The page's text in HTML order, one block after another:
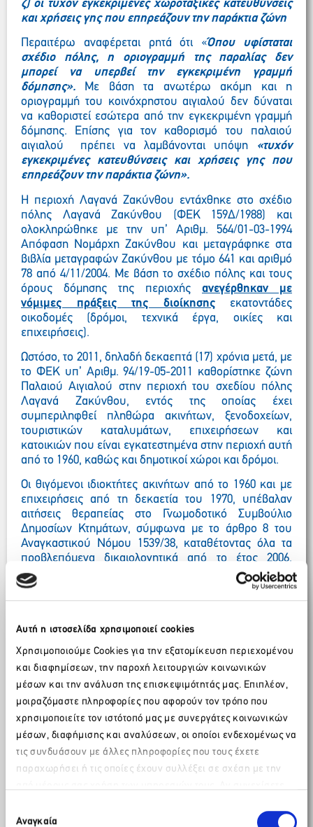
Αυτή η ιστοσελίδα χρησιμοποιεί cookies
Χρησιμοποιούμε Cookies για την εξατομίκευση περιεχομένου
και διαφημίσεων, την παροχή λειτουργιών κοινωνικών
μέσων και την ανάλυση της επισκεψιμότητάς μας. Επιπλέον,
μοιραζόμαστε πληροφορίες που αφορούν τον τρόπο που
χρησιμοποιείτε τον ιστότοπό μας με συνεργάτες κοινωνικών
μέσων, διαφήμισης και αναλύσεων, οι οποίοι ενδεχομένως να
τις συνδυάσουν με άλλες πληροφορίες που τους έχετε
παραχωρήσει ή τις οποίες έχουν συλλέξει σε σχέση με την
των Cookies μας.
συγκατάθεσης
Αναγκαία
ζ) οι τυχόν εγκεκριμένες χωροταξικές κατευθύνσεις
και χρήσεις γης που επηρεάζουν την παράκτια ζώνη
Περαιτέρω αναφέρεται ρητά ότι «Όπου υφίσταται
σχέδιο πόλης, η οριογραμμή της παραλίας δεν
μπορεί να υπερβεί την εγκεκριμένη γραμμή
δόμησης». Με βάση τα ανωτέρω ακόμη και η
οριογραμμή του κοινόχρηστου αιγιαλού δεν δύναται
να καθοριστεί εσώτερα από την εγκεκριμένη γραμμή
δόμησης. Επίσης για τον καθορισμό του παλαιού
αιγιαλού πρέπει να λαμβάνονται υπόψη
«τυχόν
εγκεκριμένες κατευθύνσεις και χρήσεις γης που
επηρεάζουν την παράκτια ζώνη».
Η περιοχή Λαγανά Ζακύνθου εντάχθηκε στο σχέδιο
πόλης Λαγανά Ζακύνθου (ΦΕΚ 159Δ/1988) και
ολοκληρώθηκε με την υπ’ Αριθμ. 564/01-03-1994
Απόφαση Νομάρχη Ζακύνθου και μεταγράφηκε στα
βιβλία μεταγραφών Ζακύνθου με τόμο 641 και αριθμό
78 από 4/11/2004. Με βάση το σχέδιο πόλης και τους
όρους δόμησης της περιοχής ανεγέρθηκαν με
νόμιμες πράξεις της διοίκησηςεκατοντάδες
οικοδομές (δρόμοι, τεχνικά έργα, οικίες και
επιχειρήσεις).
Ωστόσο, το 2011, δηλαδή δεκαεπτά (17) χρόνια μετά, με
το ΦΕΚ υπ’ Αριθμ. 94/19-05-2011 καθορίστηκε ζώνη
Παλαιού Αιγιαλού στην περιοχή του σχεδίου πόλης
Λαγανά Ζακύνθου, εντός της οποίας έχει
συμπεριληφθεί πληθώρα ακινήτων, ξενοδοχείων,
τουριστικών καταλυμάτων, επιχειρήσεων και
κατοικιών που είναι εγκατεστημένα στην περιοχή αυτή
από το 1960, καθώς και δημοτικοί χώροι και δρόμοι.
Οι θιγόμενοι ιδιοκτήτες ακινήτων από το 1960 και με
επιχειρήσεις από τη δεκαετία του 1970, υπέβαλαν
αιτήσεις θεραπείας στο Γνωμοδοτικό Συμβούλιο
Δημοσίων Κτημάτων, σύμφωνα με το άρθρο 8 του
Αναγκαστικού Νόμου 1539/38, καταθέτοντας όλα τα
προβλεπόμενα δικαιολογητικά από το έτος 2006.
Δυστυχώς, το Γνωμοδοτικό Συμβούλιο δεν έχει
συγκληθεί μέχρι σήμερα για να αποφανθεί επί των
αιτήσεων θεραπείας.
Επίσης, τόσο η Περιφέρεια Ιονίων Νήσων, όσο και ο
Ζακύνθου και οι Σύλλογοι Ξενοδόχων και
Τουριστικών Καταλυμάτων Ζακύνθου, έχουν ζητήσει
με αποφάσεις τους να ακυρωθεί η συγκεκριμένη
διοικητική πράξη και να γίνει επαναχάραξη της
γραμμής Παλαιού Αιγιαλού, λαμβάνοντας υπ’ όψιν τα
προαναφερόμενα (όπως έχει γίνει σε πολλές περιοχές
της χώρας).
Είναι προφανές ότι η Διοίκηση στην συγκεκριμένη
πόλης και να ανακαλέσει/ακυρώσει τον καθορισμό της